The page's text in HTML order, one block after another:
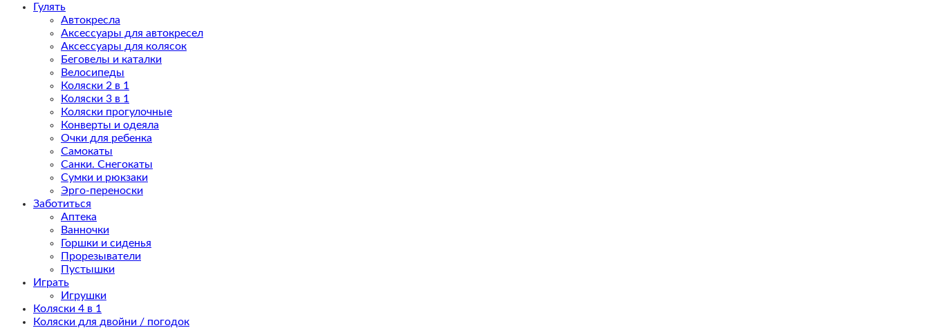
Гулять
Автокресла
Аксессуары для автокресел
Аксессуары для колясок
Беговелы и каталки
Велосипеды
Коляски 2 в 1
Коляски 3 в 1
Коляски прогулочные
Конверты и одеяла
Очки для ребенка
Самокаты
Санки. Снегокаты
Сумки и рюкзаки
Эрго-переноски
Заботиться
Аптека
Ванночки
Горшки и сиденья
Прорезыватели
Пустышки
Играть
Игрушки
Коляски 4 в 1
Коляски для двойни / погодок